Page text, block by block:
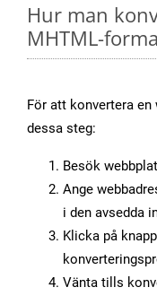
Hur man
MHTML-
För att konvertera
dessa steg:
Besök
Ange
i den avsedda
Klicka på
Vänta tills